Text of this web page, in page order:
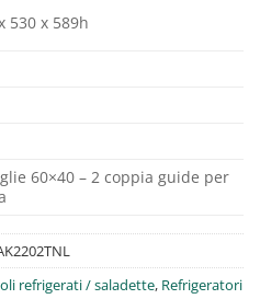
530 x 589h
60×40 – 2 coppia guide per
refrigerati / saladette, Refrigeratori